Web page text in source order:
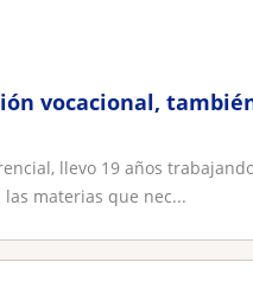
vocacional,
llevo 19 años
materias que nec...